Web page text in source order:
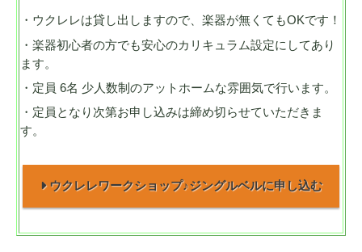
・ウクレレは貸し出しますので、楽器が無くてもOKです！
・楽器初心者の方でも安心のカリキュラム設定にしてあり
ます。
・定員 6名 少人数制のアットホームな雰囲気で行います。
・定員となり次第お申し込みは締め切らせていただきま
す。
ウクレレワークショップ♪ジングルベルに申し込む